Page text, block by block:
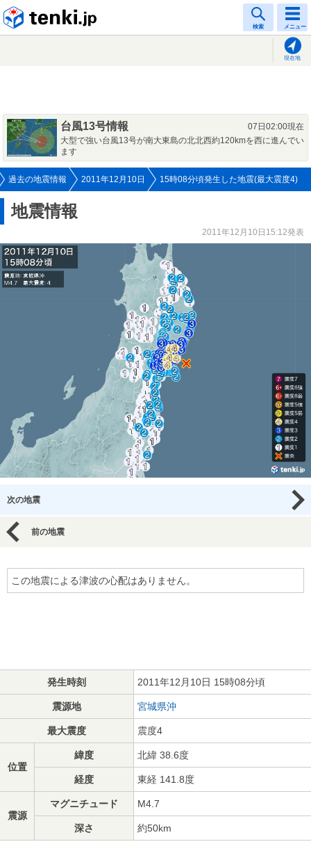
検索 メニュー
現在地
台風13号情報
07日02:00現在
大型で強い台風13号が南大東島の北北西約120kmを西に進んでい
ます
過去の地震情報 2011年12月10日 15時08分頃発生した地震(最大震度4)
地震情報
2011年12月10日15:12発表
次の地震
前の地震
この地震による津波の心配はありません。
発生時刻 2011年12月10日 15時08分頃
震源地 宮城県沖
最大震度 震度4
位置
緯度 北緯 38.6度
経度 東経 141.8度
震源
マグニチュード M4.7
深さ 約50km